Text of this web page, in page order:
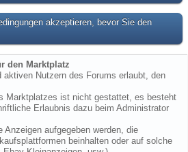
akzeptieren, bevor Sie den
den Marktplatz
Nutzern des Forums erlaubt, den
Marktplatzes ist nicht gestattet, es besteht
Erlaubnis dazu beim Administrator
aufgegeben werden, die
beinhalten oder auf solche